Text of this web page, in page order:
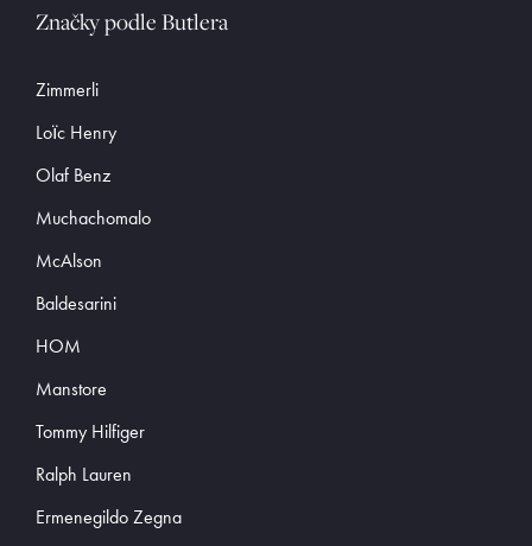
Značky podle Butlera
Zimmerli
Loïc Henry
Olaf Benz
Muchachomalo
McAlson
Baldesarini
HOM
Manstore
Tommy Hilfiger
Ralph Lauren
Ermenegildo Zegna